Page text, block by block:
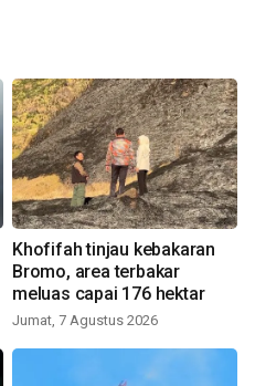
Khofifah tinjau kebakaran
Bromo, area terbakar
meluas capai 176 hektar
Jumat, 7 Agustus 2026